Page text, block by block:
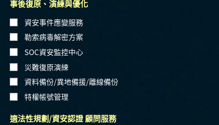
事後復原、演練與優化
資安事件應變服務
勒索病毒解密方案
SOC資安監控中心
災難復原演練
資料備份/異地備援/離線備份
特權帳號管理
適法性規劃/資安認證 顧問服務